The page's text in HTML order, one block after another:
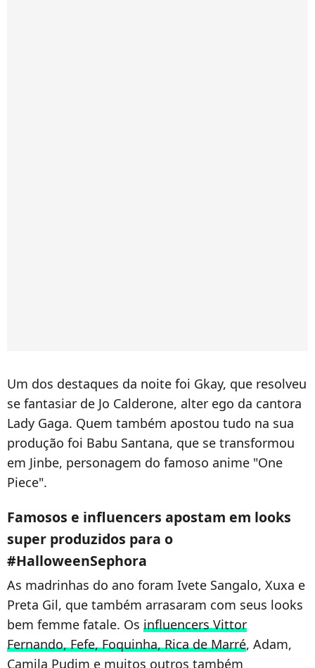
Um dos destaques da noite foi Gkay, que resolveu
se fantasiar de Jo Calderone, alter ego da cantora
Lady Gaga. Quem também apostou tudo na sua
produção foi Babu Santana, que se transformou
em Jinbe, personagem do famoso anime "One
Piece".
Famosos e influencers apostam em looks
super produzidos para o
#HalloweenSephora
As madrinhas do ano foram Ivete Sangalo, Xuxa e
Preta Gil, que também arrasaram com seus looks
bem femme fatale. Os influencers Vittor
Fernando, Fefe, Foquinha, Rica de Marré, Adam,
Camila Pudim e muitos outros também